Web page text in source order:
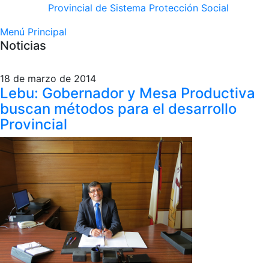
Provincial de Sistema Protección Social
Menú Principal
Noticias
18 de marzo de 2014
Lebu: Gobernador y Mesa Productiva
buscan métodos para el desarrollo
Provincial